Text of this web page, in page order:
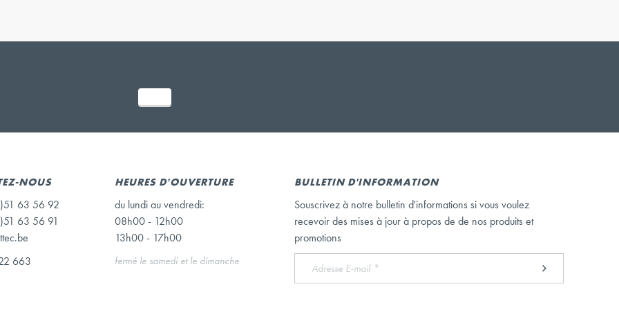
NOUS
63 56 92
63 56 91
663
HEURES D'OUVERTURE
du lundi au vendredi:
08h00 - 12h00
13h00 - 17h00
fermé le samedi et le dimanche
BULLETIN D'INFORMATION
Souscrivez à notre bulletin d'informations si vous voulez
recevoir des mises à jour à propos de de nos produits et
promotions